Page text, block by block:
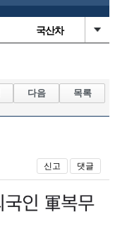
국산차
군사/무기
다음 목록
신고 댓글